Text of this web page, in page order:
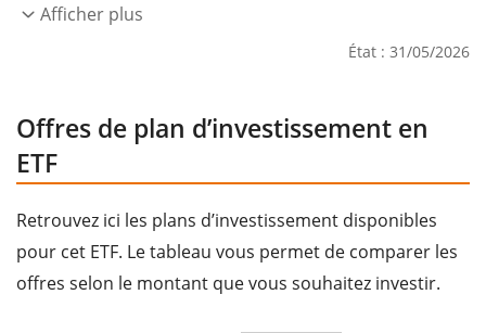
Afficher plus
État : 31/05/2026
Offres de plan d’investissement en
ETF
Retrouvez ici les plans d’investissement disponibles
pour cet ETF. Le tableau vous permet de comparer les
offres selon le montant que vous souhaitez investir.